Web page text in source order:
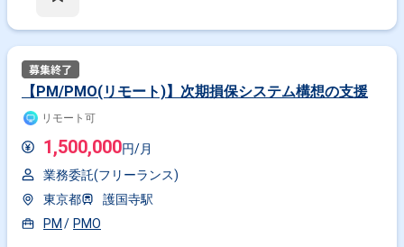
【PM/PMO(リモート)】次期損保システム構想の支援
リモート可
1,500,000円/月
業務委託(フリーランス)
東京都
護国寺駅
PM
PMO